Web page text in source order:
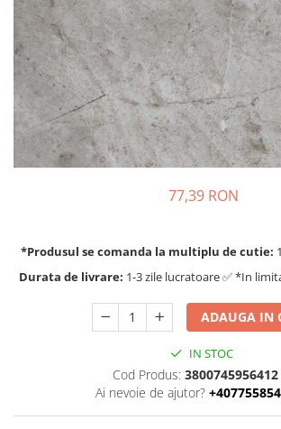
77,39 RON
*Produsul se comanda la multiplu de cutie:
Durata de livrare: 1-3 zile lucratoare ✅ *In
ADAUGA IN
IN STOC
Cod Produs: 3800745956412
Ai nevoie de ajutor?